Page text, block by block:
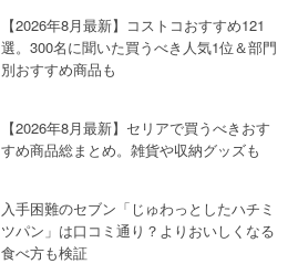
【2026年8月最新】コストコおすすめ121
選。300名に聞いた買うべき人気1位＆部門
別おすすめ商品も
【2026年8月最新】セリアで買うべきおす
すめ商品総まとめ。雑貨や収納グッズも
入手困難のセブン「じゅわっとしたハチミ
ツパン」は口コミ通り？よりおいしくなる
食べ方も検証